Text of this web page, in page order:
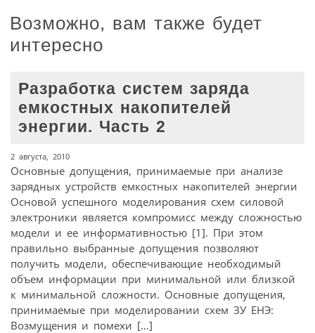
Возможно, вам также будет
интересно
Разработка систем заряда
емкостных накопителей
энергии. Часть 2
2 августа, 2010
Основные допущения, принимаемые при анализе
зарядных устройств емкостных накопителей энергии
Основой успешного моделирования схем силовой
электроники является компромисс между сложностью
модели и ее информативностью [1]. При этом
правильно выбранные допущения позволяют
получить модели, обеспечивающие необходимый
объем информации при минимальной или близкой
к минимальной сложности. Основные допущения,
принимаемые при моделировании схем ЗУ ЕНЭ:
Возмущения и помехи […]